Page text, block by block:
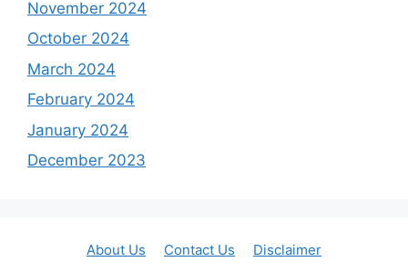
November 2024
October 2024
March 2024
February 2024
January 2024
December 2023
About Us Contact Us
Disclaimer